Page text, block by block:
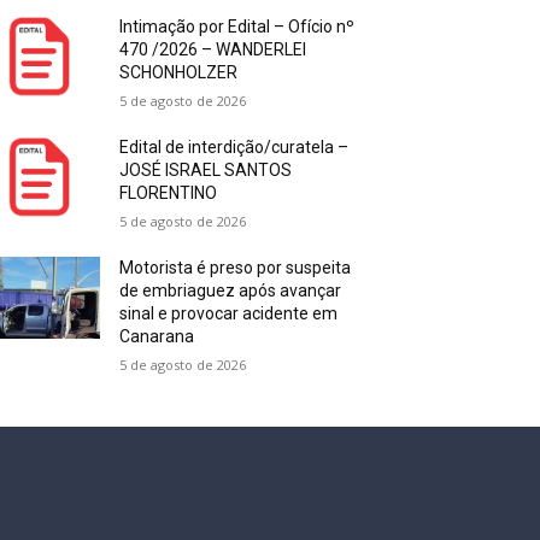
Intimação por Edital – Ofício nº
470 /2026 – WANDERLEI
SCHONHOLZER
5 de agosto de 2026
Edital de interdição/curatela –
JOSÉ ISRAEL SANTOS
FLORENTINO
5 de agosto de 2026
Motorista é preso por suspeita
de embriaguez após avançar
sinal e provocar acidente em
Canarana
5 de agosto de 2026